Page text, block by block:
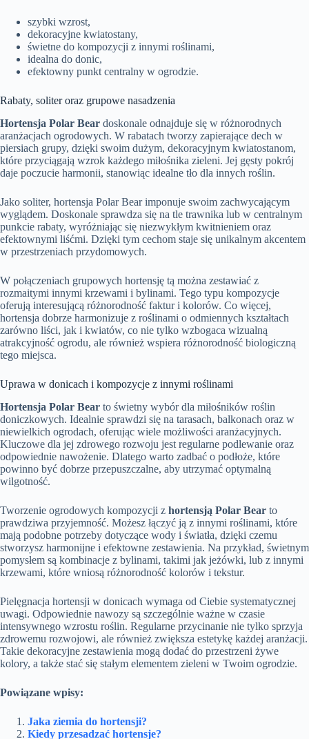
szybki wzrost,
dekoracyjne kwiatostany,
świetne do kompozycji z innymi roślinami,
idealna do donic,
efektowny punkt centralny w ogrodzie.
Rabaty, soliter oraz grupowe nasadzenia
Hortensja Polar Bear doskonale odnajduje się w różnorodnych
aranżacjach ogrodowych. W rabatach tworzy zapierające dech w
piersiach grupy, dzięki swoim dużym, dekoracyjnym kwiatostanom,
które przyciągają wzrok każdego miłośnika zieleni. Jej gęsty pokrój
daje poczucie harmonii, stanowiąc idealne tło dla innych roślin.
Jako soliter, hortensja Polar Bear imponuje swoim zachwycającym
wyglądem. Doskonale sprawdza się na tle trawnika lub w centralnym
punkcie rabaty, wyróżniając się niezwykłym kwitnieniem oraz
efektownymi liśćmi. Dzięki tym cechom staje się unikalnym akcentem
w przestrzeniach przydomowych.
W połączeniach grupowych hortensję tą można zestawiać z
rozmaitymi innymi krzewami i bylinami. Tego typu kompozycje
oferują interesującą różnorodność faktur i kolorów. Co więcej,
hortensja dobrze harmonizuje z roślinami o odmiennych kształtach
zarówno liści, jak i kwiatów, co nie tylko wzbogaca wizualną
atrakcyjność ogrodu, ale również wspiera różnorodność biologiczną
tego miejsca.
Uprawa w donicach i kompozycje z innymi roślinami
Hortensja Polar Bear to świetny wybór dla miłośników roślin
doniczkowych. Idealnie sprawdzi się na tarasach, balkonach oraz w
niewielkich ogrodach, oferując wiele możliwości aranżacyjnych.
Kluczowe dla jej zdrowego rozwoju jest regularne podlewanie oraz
odpowiednie nawożenie. Dlatego warto zadbać o podłoże, które
powinno być dobrze przepuszczalne, aby utrzymać optymalną
wilgotność.
Tworzenie ogrodowych kompozycji z hortensją Polar Bear to
prawdziwa przyjemność. Możesz łączyć ją z innymi roślinami, które
mają podobne potrzeby dotyczące wody i światła, dzięki czemu
stworzysz harmonijne i efektowne zestawienia. Na przykład, świetnym
pomysłem są kombinacje z bylinami, takimi jak jeżówki, lub z innymi
krzewami, które wniosą różnorodność kolorów i tekstur.
Pielęgnacja hortensji w donicach wymaga od Ciebie systematycznej
uwagi. Odpowiednie nawozy są szczególnie ważne w czasie
intensywnego wzrostu roślin. Regularne przycinanie nie tylko sprzyja
zdrowemu rozwojowi, ale również zwiększa estetykę każdej aranżacji.
Takie dekoracyjne zestawienia mogą dodać do przestrzeni żywe
kolory, a także stać się stałym elementem zieleni w Twoim ogrodzie.
Powiązane wpisy:
Jaka ziemia do hortensji?
Kiedy przesadzać hortensje?